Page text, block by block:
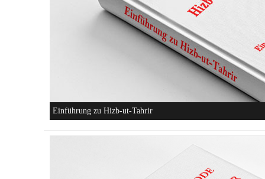
Einführung zu Hizb-ut-Tahrir